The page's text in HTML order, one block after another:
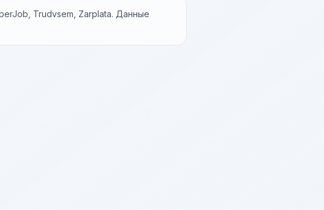
Trudvsem, Zarplata. Данные